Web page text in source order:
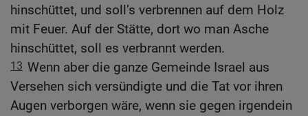
hinschüttet, und soll’s verbrennen auf dem Holz
mit Feuer. Auf der Stätte, dort wo man Asche
hinschüttet, soll es verbrannt werden.
13 Wenn aber die ganze Gemeinde Israel aus
Versehen sich versündigte und die Tat vor ihren
Augen verborgen wäre, wenn sie gegen irgendein